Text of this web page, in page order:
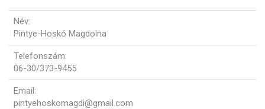
Név:
Pintye-Hoskó Magdolna
Telefonszám:
06-30/373-9455
Email:
pintyehoskomagdi@gmail.com